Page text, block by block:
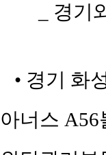
_ 경
• 경기 화
아너스